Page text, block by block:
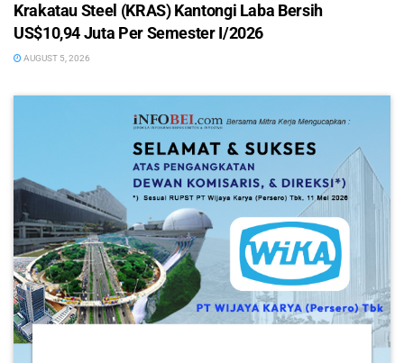
Krakatau Steel (KRAS) Kantongi Laba Bersih
US$10,94 Juta Per Semester I/2026
AUGUST 5, 2026